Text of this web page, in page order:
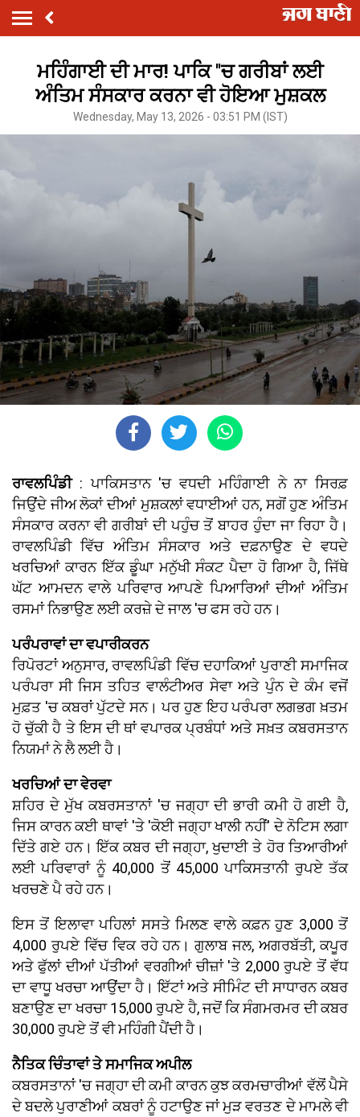
ਮਹਿੰਗਾਈ ਦੀ ਮਾਰ! ਪਾਕਿ ''ਚ ਗਰੀਬਾਂ ਲਈ
ਅੰਤਿਮ ਸੰਸਕਾਰ ਕਰਨਾ ਵੀ ਹੋਇਆ ਮੁਸ਼ਕਲ
Wednesday, May 13, 2026 - 03:51 PM (IST)
ਰਾਵਲਪਿੰਡੀ : ਪਾਕਿਸਤਾਨ 'ਚ ਵਧਦੀ ਮਹਿੰਗਾਈ ਨੇ ਨਾ ਸਿਰਫ਼
ਜਿਉਂਦੇ ਜੀਅ ਲੋਕਾਂ ਦੀਆਂ ਮੁਸ਼ਕਲਾਂ ਵਧਾਈਆਂ ਹਨ, ਸਗੋਂ ਹੁਣ ਅੰਤਿਮ
ਸੰਸਕਾਰ ਕਰਨਾ ਵੀ ਗਰੀਬਾਂ ਦੀ ਪਹੁੰਚ ਤੋਂ ਬਾਹਰ ਹੁੰਦਾ ਜਾ ਰਿਹਾ ਹੈ।
ਰਾਵਲਪਿੰਡੀ ਵਿੱਚ ਅੰਤਿਮ ਸੰਸਕਾਰ ਅਤੇ ਦਫ਼ਨਾਉਣ ਦੇ ਵਧਦੇ
ਖਰਚਿਆਂ ਕਾਰਨ ਇੱਕ ਡੂੰਘਾ ਮਨੁੱਖੀ ਸੰਕਟ ਪੈਦਾ ਹੋ ਗਿਆ ਹੈ, ਜਿੱਥੇ
ਘੱਟ ਆਮਦਨ ਵਾਲੇ ਪਰਿਵਾਰ ਆਪਣੇ ਪਿਆਰਿਆਂ ਦੀਆਂ ਅੰਤਿਮ
ਰਸਮਾਂ ਨਿਭਾਉਣ ਲਈ ਕਰਜ਼ੇ ਦੇ ਜਾਲ 'ਚ ਫਸ ਰਹੇ ਹਨ।
ਪਰੰਪਰਾਵਾਂ ਦਾ ਵਪਾਰੀਕਰਨ
ਰਿਪੋਰਟਾਂ ਅਨੁਸਾਰ, ਰਾਵਲਪਿੰਡੀ ਵਿੱਚ ਦਹਾਕਿਆਂ ਪੁਰਾਣੀ ਸਮਾਜਿਕ
ਪਰੰਪਰਾ ਸੀ ਜਿਸ ਤਹਿਤ ਵਾਲੰਟੀਅਰ ਸੇਵਾ ਅਤੇ ਪੁੰਨ ਦੇ ਕੰਮ ਵਜੋਂ
ਮੁਫ਼ਤ 'ਚ ਕਬਰਾਂ ਪੁੱਟਦੇ ਸਨ। ਪਰ ਹੁਣ ਇਹ ਪਰੰਪਰਾ ਲਗਭਗ ਖ਼ਤਮ
ਹੋ ਚੁੱਕੀ ਹੈ ਤੇ ਇਸ ਦੀ ਥਾਂ ਵਪਾਰਕ ਪ੍ਰਬੰਧਾਂ ਅਤੇ ਸਖ਼ਤ ਕਬਰਸਤਾਨ
ਨਿਯਮਾਂ ਨੇ ਲੈ ਲਈ ਹੈ।
ਖਰਚਿਆਂ ਦਾ ਵੇਰਵਾ
ਸ਼ਹਿਰ ਦੇ ਮੁੱਖ ਕਬਰਸਤਾਨਾਂ 'ਚ ਜਗ੍ਹਾ ਦੀ ਭਾਰੀ ਕਮੀ ਹੋ ਗਈ ਹੈ,
ਜਿਸ ਕਾਰਨ ਕਈ ਥਾਵਾਂ 'ਤੇ 'ਕੋਈ ਜਗ੍ਹਾ ਖਾਲੀ ਨਹੀਂ' ਦੇ ਨੋਟਿਸ ਲਗਾ
ਦਿੱਤੇ ਗਏ ਹਨ। ਇੱਕ ਕਬਰ ਦੀ ਜਗ੍ਹਾ, ਖੁਦਾਈ ਤੇ ਹੋਰ ਤਿਆਰੀਆਂ
ਲਈ ਪਰਿਵਾਰਾਂ ਨੂੰ 40,000 ਤੋਂ 45,000 ਪਾਕਿਸਤਾਨੀ ਰੁਪਏ ਤੱਕ
ਖਰਚਣੇ ਪੈ ਰਹੇ ਹਨ।
ਇਸ ਤੋਂ ਇਲਾਵਾ ਪਹਿਲਾਂ ਸਸਤੇ ਮਿਲਣ ਵਾਲੇ ਕਫ਼ਨ ਹੁਣ 3,000 ਤੋਂ
4,000 ਰੁਪਏ ਵਿੱਚ ਵਿਕ ਰਹੇ ਹਨ। ਗੁਲਾਬ ਜਲ, ਅਗਰਬੱਤੀ, ਕਪੂਰ
ਅਤੇ ਫੁੱਲਾਂ ਦੀਆਂ ਪੱਤੀਆਂ ਵਰਗੀਆਂ ਚੀਜ਼ਾਂ 'ਤੇ 2,000 ਰੁਪਏ ਤੋਂ ਵੱਧ
ਦਾ ਵਾਧੂ ਖਰਚਾ ਆਉਂਦਾ ਹੈ। ਇੱਟਾਂ ਅਤੇ ਸੀਮਿੰਟ ਦੀ ਸਾਧਾਰਨ ਕਬਰ
ਬਣਾਉਣ ਦਾ ਖਰਚਾ 15,000 ਰੁਪਏ ਹੈ, ਜਦੋਂ ਕਿ ਸੰਗਮਰਮਰ ਦੀ ਕਬਰ
30,000 ਰੁਪਏ ਤੋਂ ਵੀ ਮਹਿੰਗੀ ਪੈਂਦੀ ਹੈ।
ਨੈਤਿਕ ਚਿੰਤਾਵਾਂ ਤੇ ਸਮਾਜਿਕ ਅਪੀਲ
ਕਬਰਸਤਾਨਾਂ 'ਚ ਜਗ੍ਹਾ ਦੀ ਕਮੀ ਕਾਰਨ ਕੁਝ ਕਰਮਚਾਰੀਆਂ ਵੱਲੋਂ ਪੈਸੇ
ਦੇ ਬਦਲੇ ਪੁਰਾਣੀਆਂ ਕਬਰਾਂ ਨੂੰ ਹਟਾਉਣ ਜਾਂ ਮੁੜ ਵਰਤਣ ਦੇ ਮਾਮਲੇ ਵੀ